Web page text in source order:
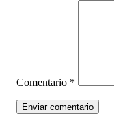
Comentario *